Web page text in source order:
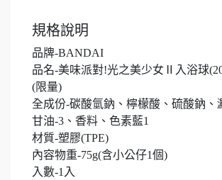
規格說明
品牌-BANDAI
品名-美味派對!光之美少女Ⅱ入浴球
(限量)
全成份-碳酸氫鈉、檸檬酸、硫酸鈉、
甘油-3、香料、色素藍1
材質-塑膠(TPE)
內容物重-75g(含小公仔1個)
入數-1入